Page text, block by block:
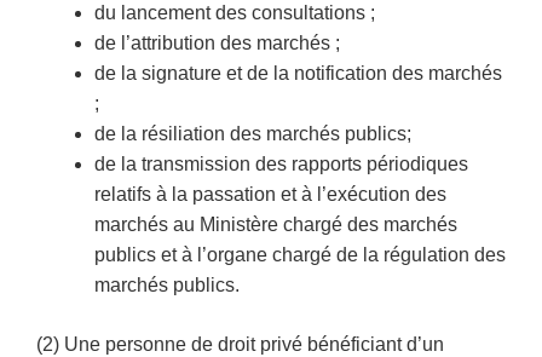
du lancement des consultations ;
de l’attribution des marchés ;
de la signature et de la notification des marchés
;
de la résiliation des marchés publics;
de la transmission des rapports périodiques
relatifs à la passation et à l’exécution des
marchés au Ministère chargé des marchés
publics et à l’organe chargé de la régulation des
marchés publics.
(2) Une personne de droit privé bénéficiant d’un